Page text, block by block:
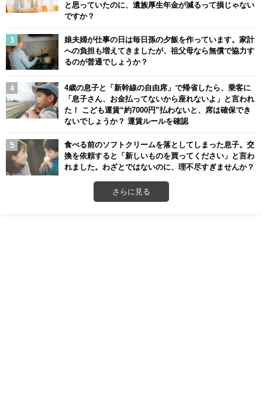
と思っていたのに、遺族厚生年金が減るって損じゃない
ですか？
娘夫婦が仕事の日は毎日孫の夕飯を作っています。家計
への負担も増えてきましたが、祖父母なら無償で協力す
るのが普通でしょうか？
4歳の息子と「新幹線の自由席」で帰省したら、乗客に
「息子さん、お金払ってないから座れないよ」と言われ
た！ こども運賃“約7000円”払わないと、席は確保でき
ないでしょうか？ 運賃ルールを確認
食べる前のソフトクリームを落としてしまった息子。交
換を依頼すると「新しいものを買ってください」と言わ
れました。わざとではないのに、理不尽すぎませんか？
さらに見る